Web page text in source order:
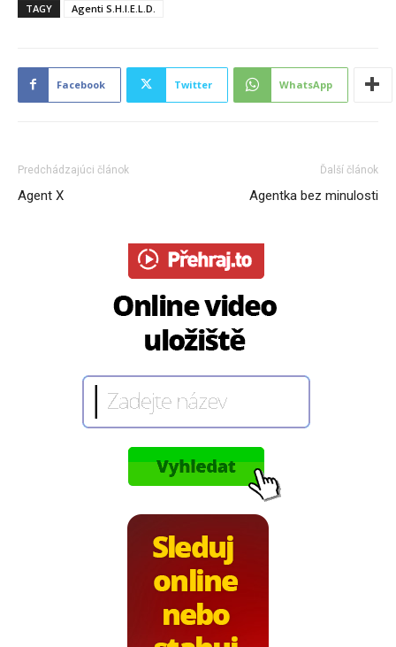
TAGY Agenti S.H.I.E.L.D.
Facebook Twitter WhatsApp
Predchádzajúci článok
Agent X
Ďalší článok
Agentka bez minulosti